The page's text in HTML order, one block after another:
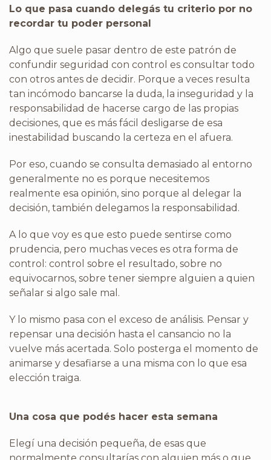
Lo que pasa cuando delegás tu criterio por no
recordar tu poder personal
Algo que suele pasar dentro de este patrón de
confundir seguridad con control es consultar todo
con otros antes de decidir. Porque a veces resulta
tan incómodo bancarse la duda, la inseguridad y la
responsabilidad de hacerse cargo de las propias
decisiones, que es más fácil desligarse de esa
inestabilidad buscando la certeza en el afuera.
Por eso, cuando se consulta demasiado al entorno
generalmente no es porque necesitemos
realmente esa opinión, sino porque al delegar la
decisión, también delegamos la responsabilidad.
A lo que voy es que esto puede sentirse como
prudencia, pero muchas veces es otra forma de
control: control sobre el resultado, sobre no
equivocarnos, sobre tener siempre alguien a quien
señalar si algo sale mal.
Y lo mismo pasa con el exceso de análisis. Pensar y
repensar una decisión hasta el cansancio no la
vuelve más acertada. Solo posterga el momento de
animarse y desafiarse a una misma con lo que esa
elección traiga.
Una cosa que podés hacer esta semana
Elegí una decisión pequeña, de esas que